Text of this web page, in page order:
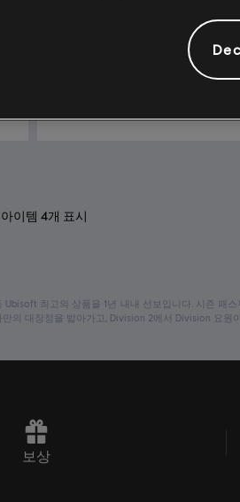
트라이얼스 라이징
이템 4개 표시
최고의 상품을 1년 내내 선보입니다. 시즌 패
대장정을 밟아가고, Division 2에서 Division 요원
보상